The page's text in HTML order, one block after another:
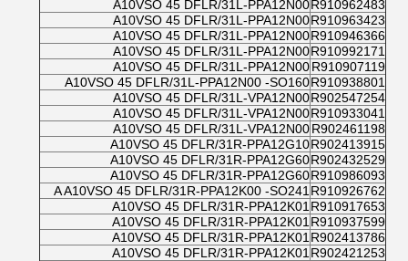
R910962483
A10VSO 45 DFLR/31L-PPA12N00
R910963423
A10VSO 45 DFLR/31L-PPA12N00
R910946366
A10VSO 45 DFLR/31L-PPA12N00
R910992171
A10VSO 45 DFLR/31L-PPA12N00
R910907119
A10VSO 45 DFLR/31L-PPA12N00
R910938801
A10VSO 45 DFLR/31L-PPA12N00 -SO160
R902547254
A10VSO 45 DFLR/31L-VPA12N00
R910933041
A10VSO 45 DFLR/31L-VPA12N00
R902461198
A10VSO 45 DFLR/31L-VPA12N00
R902413915
A10VSO 45 DFLR/31R-PPA12G10
R902432529
A10VSO 45 DFLR/31R-PPA12G60
R910986093
A10VSO 45 DFLR/31R-PPA12G60
R910926762
A A10VSO 45 DFLR/31R-PPA12K00 -SO241
R910917653
A10VSO 45 DFLR/31R-PPA12K01
R910937599
A10VSO 45 DFLR/31R-PPA12K01
R902413786
A10VSO 45 DFLR/31R-PPA12K01
R902421253
A10VSO 45 DFLR/31R-PPA12K01